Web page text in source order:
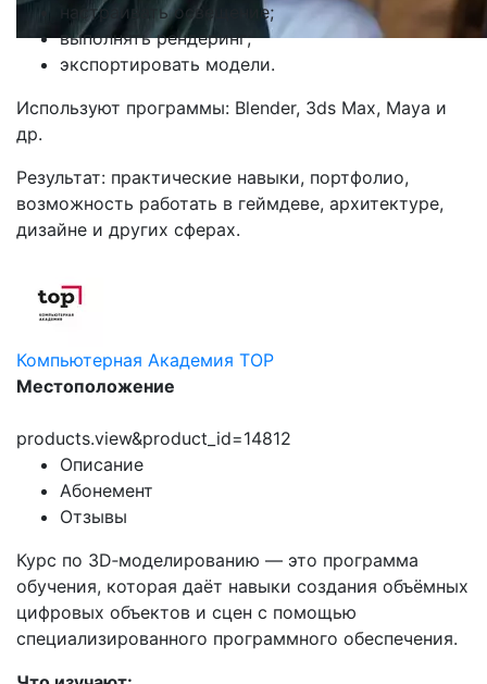
настраивать освещение;
выполнять рендеринг;
экспортировать модели.
Используют программы: Blender, 3ds Max, Maya и
др.
Результат: практические навыки, портфолио,
возможность работать в геймдеве, архитектуре,
дизайне и других сферах.
Компьютерная Академия TOP
Местоположение
products.view&product_id=14812
Описание
Абонемент
Отзывы
Курс по 3D‑моделированию — это программа
обучения, которая даёт навыки создания объёмных
цифровых объектов и сцен с помощью
специализированного программного обеспечения.